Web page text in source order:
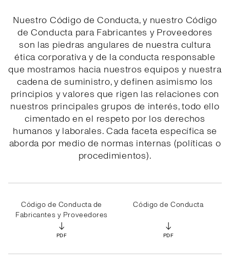
Nuestro Código de Conducta, y nuestro Código
de Conducta para Fabricantes y Proveedores
son las piedras angulares de nuestra cultura
ética corporativa y de la conducta responsable
que mostramos hacia nuestros equipos y nuestra
cadena de suministro, y definen asimismo los
principios y valores que rigen las relaciones con
nuestros principales grupos de interés, todo ello
cimentado en el respeto por los derechos
humanos y laborales. Cada faceta específica se
aborda por medio de normas internas (políticas o
procedimientos).
Código de Conducta de
Fabricantes y Proveedores
↓
PDF
Código de Conducta
↓
PDF